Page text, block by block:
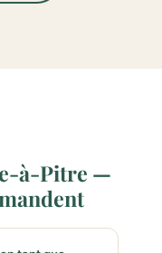
à-Pitre —